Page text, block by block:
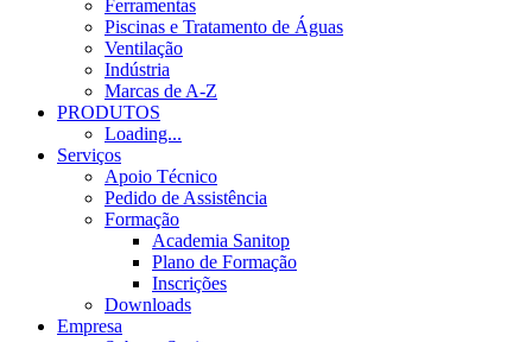
Ferramentas
Piscinas e Tratamento de Águas
Ventilação
Indústria
Marcas de A-Z
PRODUTOS
Loading...
Serviços
Apoio Técnico
Pedido de Assistência
Formação
Academia Sanitop
Plano de Formação
Inscrições
Downloads
Empresa